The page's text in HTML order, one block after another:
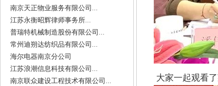
南京天正物业服务有限公司...
江苏永衡昭辉律师事务所...
普瑞特机械制造股份有限公司...
常州迪朔达纺织品有限公司...
海尔电器南京分公司
江苏浪潮信息科技有限公司...
南京联众建设工程技术有限公司...
大家一起观看